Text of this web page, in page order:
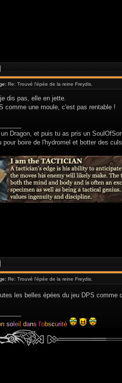
Re: Trouvé l'épée de la reine Freydis.
dis pas, elle en jette.
comme une moule, c'est pas rentable !
Dragon, et puis tu as pris un
pour boire de l'hydromel et botter des
Re: Trouvé l'épée de la reine Freydis.
les belles épées du jeu DPS comme
n so leil dans l'obscurité